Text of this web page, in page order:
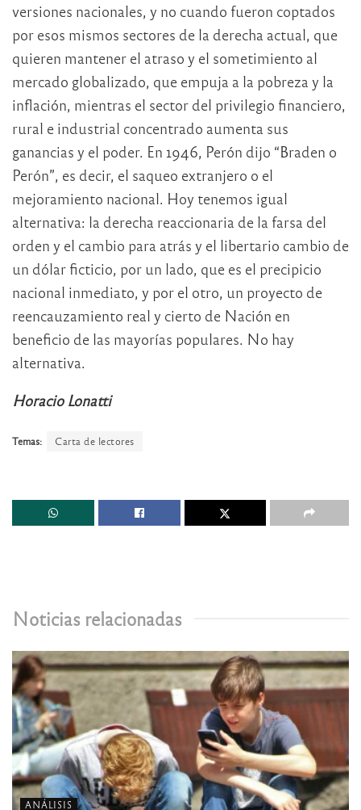
versiones nacionales, y no cuando fueron coptados
por esos mismos sectores de la derecha actual, que
quieren mantener el atraso y el sometimiento al
mercado globalizado, que empuja a la pobreza y la
inflación, mientras el sector del privilegio financiero,
rural e industrial concentrado aumenta sus
ganancias y el poder. En 1946, Perón dijo “Braden o
Perón”, es decir, el saqueo extranjero o el
mejoramiento nacional. Hoy tenemos igual
alternativa: la derecha reaccionaria de la farsa del
orden y el cambio para atrás y el libertario cambio de
un dólar ficticio, por un lado, que es el precipicio
nacional inmediato, y por el otro, un proyecto de
reencauzamiento real y cierto de Nación en
beneficio de las mayorías populares. No hay
alternativa.
Horacio Lonatti
Temas: Carta de lectores
Noticias relacionadas
ANÁLISIS